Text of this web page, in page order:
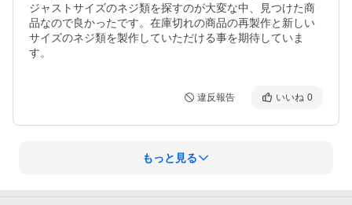
ジャストサイズのネジ類を探すのが大変な中、見つけた商
品なので良かったです。在庫切れの商品の再製作と新しい
サイズのネジ類を製作していただける事を期待していま
す。
違反報告 いいね 0
もっと見る